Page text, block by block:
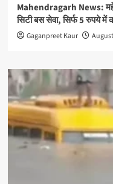
Mahendragarh News:
सिटी बस सेवा, सिर्फ 5 रुपये
Gaganpreet Kaur